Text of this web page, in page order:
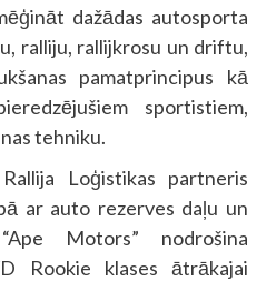
dažādas autosporta
ralliju, rallijkrosu un driftu,
pamatprincipus kā
sportistiem,
tehniku.
Loģistikas partneris
ar auto rezerves daļu un
Motors” nodrošina
Rookie klases ātrākajai